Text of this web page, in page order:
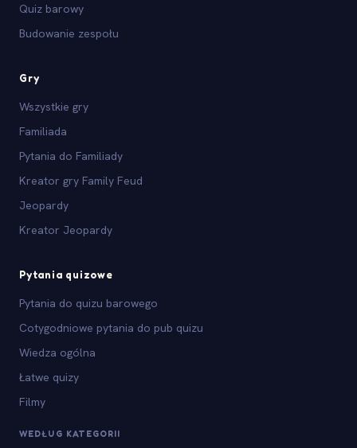
Quiz barowy
Budowanie zespołu
Gry
Wszystkie gry
Familiada
Pytania do Familiady
Kreator gry Family Feud
Jeopardy
Kreator Jeopardy
Pytania quizowe
Pytania do quizu barowego
Cotygodniowe pytania do pub quizu
Wiedza ogólna
Łatwe quizy
Filmy
WEDŁUG KATEGORII